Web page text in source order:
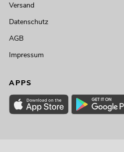
Versand
Datenschutz
AGB
Impressum
APPS